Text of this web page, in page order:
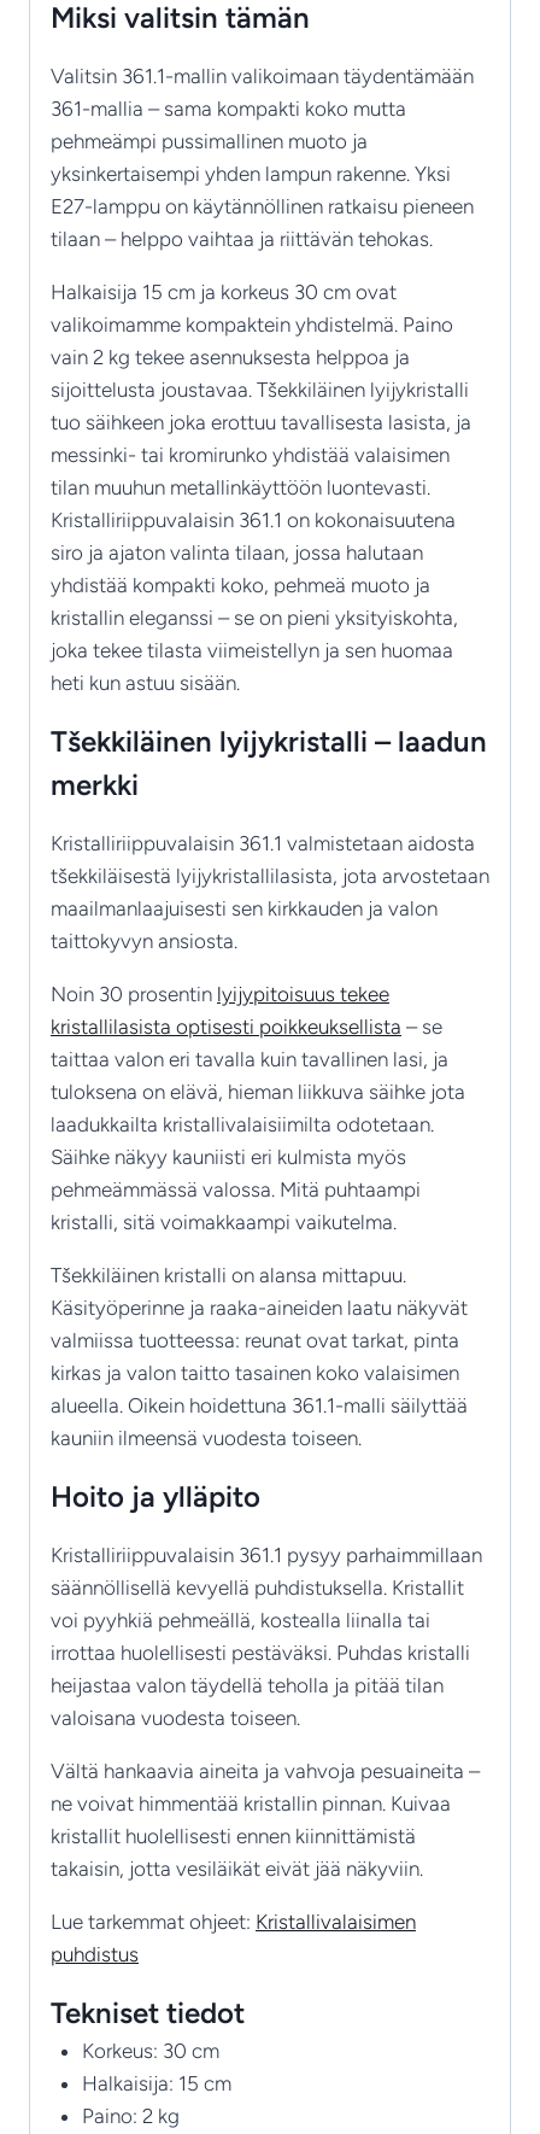
Miksi valitsin tämän
Valitsin 361.1-mallin valikoimaan täydentämään
361-mallia – sama kompakti koko mutta
pehmeämpi pussimallinen muoto ja
yksinkertaisempi yhden lampun rakenne. Yksi
E27-lamppu on käytännöllinen ratkaisu pieneen
tilaan – helppo vaihtaa ja riittävän tehokas.
Halkaisija 15 cm ja korkeus 30 cm ovat
valikoimamme kompaktein yhdistelmä. Paino
vain 2 kg tekee asennuksesta helppoa ja
sijoittelusta joustavaa. Tšekkiläinen lyijykristalli
tuo säihkeen joka erottuu tavallisesta lasista, ja
messinki- tai kromirunko yhdistää valaisimen
tilan muuhun metallinkäyttöön luontevasti.
Kristalliriippuvalaisin 361.1 on kokonaisuutena
siro ja ajaton valinta tilaan, jossa halutaan
yhdistää kompakti koko, pehmeä muoto ja
kristallin eleganssi – se on pieni yksityiskohta,
joka tekee tilasta viimeistellyn ja sen huomaa
heti kun astuu sisään.
Tšekkiläinen lyijykristalli – laadun
merkki
Kristalliriippuvalaisin 361.1 valmistetaan aidosta
tšekkiläisestä lyijykristallilasista, jota arvostetaan
maailmanlaajuisesti sen kirkkauden ja valon
taittokyvyn ansiosta.
Noin 30 prosentin lyijypitoisuus tekee
kristallilasista optisesti poikkeuksellista – se
taittaa valon eri tavalla kuin tavallinen lasi, ja
tuloksena on elävä, hieman liikkuva säihke jota
laadukkailta kristallivalaisiimilta odotetaan.
Säihke näkyy kauniisti eri kulmista myös
pehmeämmässä valossa. Mitä puhtaampi
kristalli, sitä voimakkaampi vaikutelma.
Tšekkiläinen kristalli on alansa mittapuu.
Käsityöperinne ja raaka-aineiden laatu näkyvät
valmiissa tuotteessa: reunat ovat tarkat, pinta
kirkas ja valon taitto tasainen koko valaisimen
alueella. Oikein hoidettuna 361.1-malli säilyttää
kauniin ilmeensä vuodesta toiseen.
Hoito ja ylläpito
Kristalliriippuvalaisin 361.1 pysyy parhaimmillaan
säännöllisellä kevyellä puhdistuksella. Kristallit
voi pyyhkiä pehmeällä, kostealla liinalla tai
irrottaa huolellisesti pestäväksi. Puhdas kristalli
heijastaa valon täydellä teholla ja pitää tilan
valoisana vuodesta toiseen.
Vältä hankaavia aineita ja vahvoja pesuaineita –
ne voivat himmentää kristallin pinnan. Kuivaa
kristallit huolellisesti ennen kiinnittämistä
takaisin, jotta vesiläikät eivät jää näkyviin.
Lue tarkemmat ohjeet: Kristallivalaisimen
puhdistus
Tekniset tiedot
Korkeus: 30 cm
Halkaisija: 15 cm
Paino: 2 kg